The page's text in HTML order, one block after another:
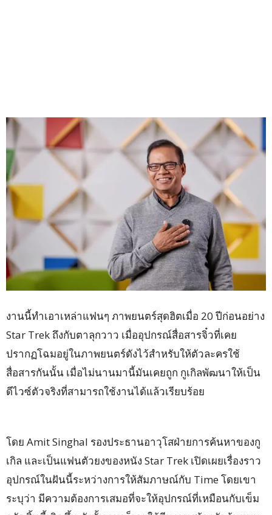
งานนี้ทำเอาเหล่าแฟนๆ ภาพยนตร์สุดฮิตเมื่อ 20 ปีก่อนอย่าง
Star Trek ถึงกับตาลุกวาว เมื่ออุปกรณ์สื่อสารจิ๋วที่เคย
ปรากฏโฉมอยู่ในภาพยนตร์ดังไว้สำหรับให้ตัวละครใช้
สื่อสารกันนั้น เมื่อไม่นานมานี้มันเคยถูก กูเกิลพัฒนาให้เป็น
ดีไวซ์ตัวจริงที่สามารถใช้งานได้แล้วเรียบร้อย
โดย Amit Singhal รองประธานอาวุโสฝ่ายการค้นหาของกู
เกิล และเป็นแฟนตัวยงของหนัง Star Trek เปิดเผยเรื่องราว
อุปกรณ์ในฝันนี้ระหว่างการให้สัมภาษณ์กับ Time โดยเขา
ระบุว่า มีความต้องการเสมอที่จะให้อุปกรณ์ที่เหมือนกับเข็ม